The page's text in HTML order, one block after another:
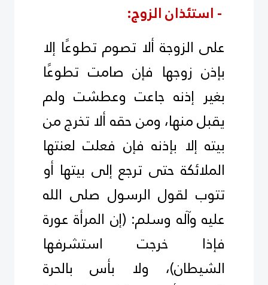
- استئذان الزوج:
على الزوجة ألا تصوم تطوعًا إلا
بإذن زوجها فإن صامت تطوعًا
بغير إذنه جاعت وعطشت ولم
يقبل منها، ومن حقه ألا تخرج من
بيته إلا بإذنه فإن فعلت لعنتها
الملائكة حتى ترجع إلى بيتها أو
تتوب لقول الرسول صلى الله
عليه وآله وسلم: (إن المرأة عورة
فإذا خرجت استشرفها
الشيطان)، ولا بأس بالحرة